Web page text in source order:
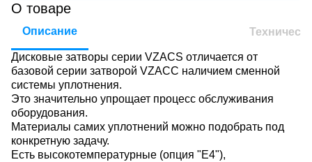
О товаре
Описание
Дисковые затворы серии VZACS отличается от
базовой серии затворой VZACC наличием сменной
системы уплотнения.
Это значительно упрощает процесс обслуживания
оборудования.
Материалы самих уплотнений можно подобрать под
конкретную задачу.
Есть высокотемпературные (опция "E4"),